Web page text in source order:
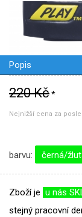
Popis
220 Kč*
Nejnižší cena za
barvu: černá/
Zboží je u nás
stejný pracovní